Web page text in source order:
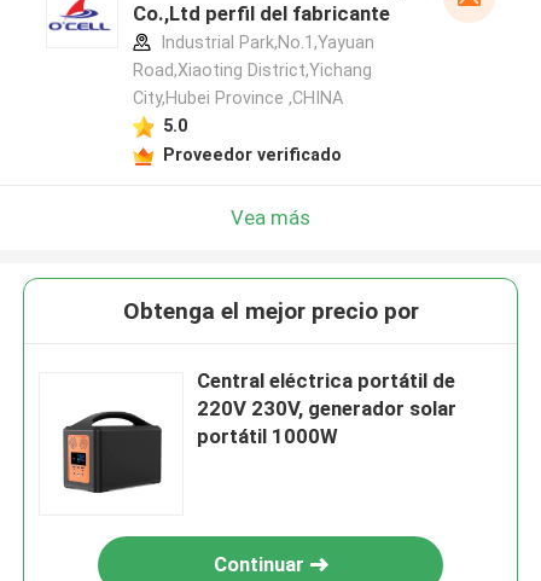
Co.,Ltd perfil del fabricante
Industrial Park,No.1,Yayuan
Road,Xiaoting District,Yichang
City,Hubei Province ,CHINA
5.0
Proveedor verificado
Vea más
Obtenga el mejor precio por
Central eléctrica portátil de
220V 230V, generador solar
portátil 1000W
Continuar